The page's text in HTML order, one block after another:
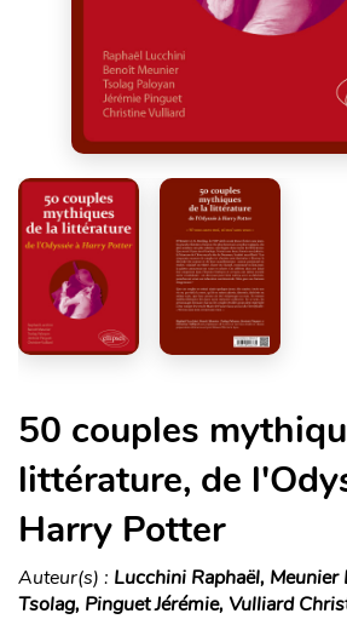
50 couples
littérature, de
Harry Potter
Auteur(s) : Lucchini Raphaël, Meunier
Tsolag, Pinguet Jérémie, Vulliard